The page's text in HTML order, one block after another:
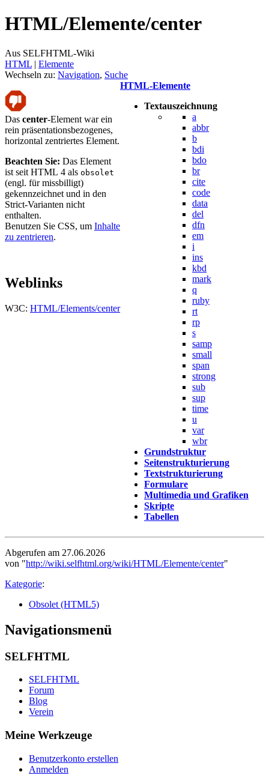
HTML/Elemente/center
Aus SELFHTML-Wiki
HTML ‎ | Elemente
Wechseln zu: Navigation, Suche
Das center-Element war ein
rein präsentationsbezogenes,
horizontal zentriertes Element.
Beachten Sie: Das Element
ist seit HTML 4 als obsolet
(engl. für missbilligt)
gekennzeichnet und in den
Strict-Varianten nicht
enthalten.
Benutzen Sie CSS, um Inhalte
zu zentrieren.
Weblinks
W3C: HTML/Elements/center
HTML-Elemente
Textauszeichnung
a
abbr
b
bdi
bdo
br
cite
code
data
del
dfn
em
i
ins
kbd
mark
q
ruby
rt
rp
s
samp
small
span
strong
sub
sup
time
u
var
wbr
Grundstruktur
Seitenstrukturierung
Textstrukturierung
Formulare
Multimedia und Grafiken
Skripte
Tabellen
Abgerufen am 27.06.2026
von "http://wiki.selfhtml.org/wiki/HTML/Elemente/center"
Kategorie:
Obsolet (HTML5)
Navigationsmenü
SELFHTML
SELFHTML
Forum
Blog
Verein
Meine Werkzeuge
Benutzerkonto erstellen
Anmelden